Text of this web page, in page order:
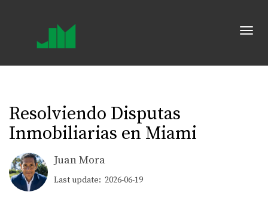
Resolviendo Disputas
Inmobiliarias en Miami
Juan Mora
Last update: 2026-06-19